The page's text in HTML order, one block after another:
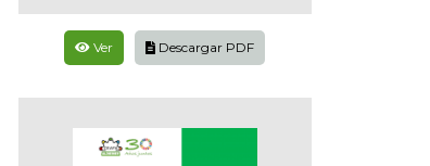
Ver Descargar PDF